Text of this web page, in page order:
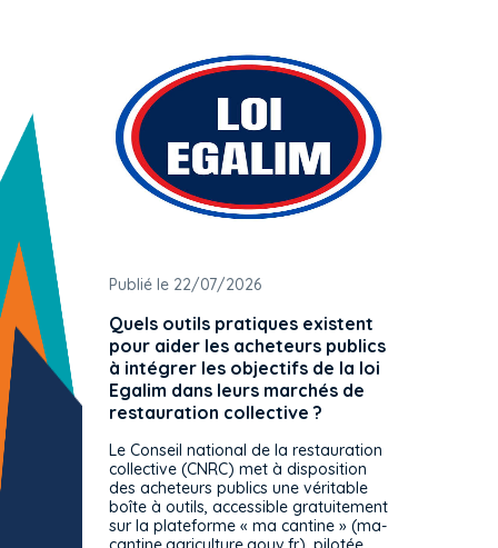
Publié le 22/07/2026
Quels outils pratiques existent
pour aider les acheteurs publics
à intégrer les objectifs de la loi
Egalim dans leurs marchés de
restauration collective ?
Le Conseil national de la restauration
collective (CNRC) met à disposition
des acheteurs publics une véritable
boîte à outils, accessible gratuitement
sur la plateforme « ma cantine » (ma-